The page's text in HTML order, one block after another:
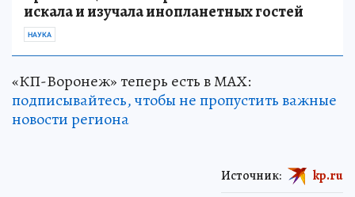
искала и изучала инопланетных гостей
НАУКА
«КП-Воронеж» теперь есть в МАХ:
подписывайтесь, чтобы не пропустить важные
новости региона
Источник: kp.ru